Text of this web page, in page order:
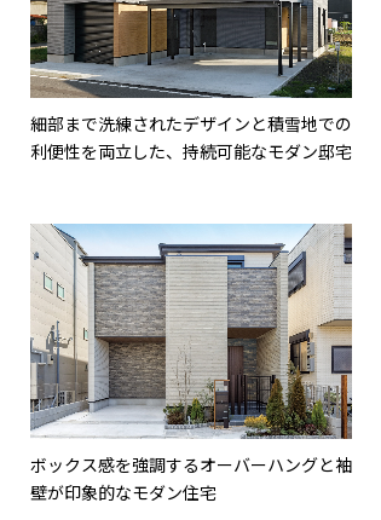
細部まで洗練されたデザインと積雪地での
利便性を両立した、持続可能なモダン邸宅
ボックス感を強調するオーバーハングと袖
壁が印象的なモダン住宅